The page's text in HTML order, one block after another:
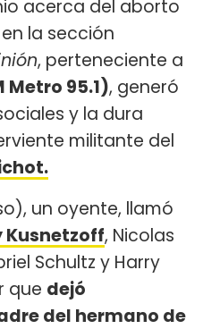
acerca del aborto
la sección
, perteneciente a
Metro 95.1), generó
y la dura
militante del
un oyente, llamó
Kusnetzoff, Nicolas
Schultz y Harry
que dejó
del hermano de